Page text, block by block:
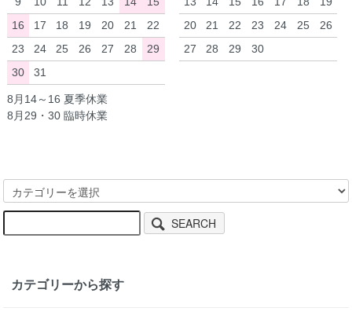
16
17 18 19 20 21
22
23
24 25 26 27 28
29
30
31
20
21 22 23 24 25
26
27
28 29 30
8月14～16 夏季休業
8月29・30 臨時休業
SEARCH
カテゴリーから探す